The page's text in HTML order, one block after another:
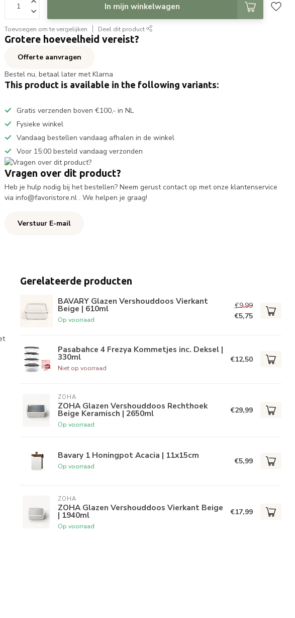
In mijn winkelwagen
Toevoegen om te vergelijken Deel dit product
Grotere hoeveelheid vereist?
Offerte aanvragen
Bestel nu, betaal later met Klarna
This product is available in the following variants:
Gratis verzenden boven €100,- in NL
Fysieke winkel
Vandaag bestellen vandaag afhalen in de winkel
Voor 15:00 besteld vandaag verzonden
Vragen over dit product?
Heb je hulp nodig bij het bestellen? Neem gerust contact op met onze klantenservice
viainfo@favoristore.nl . We helpen je graag!
Verstuur E-mail
Gerelateerde producten
BAVARY Glazen Vershouddoos Vierkant
Beige | 610ml
Op voorraad
€9,99
€5,75
Pasabahce 4 Frezya Kommetjes inc. Deksel |
330ml
Niet op voorraad
€12,50
ZOHA
ZOHA Glazen Vershouddoos Rechthoek
Beige Keramisch | 2650ml
Op voorraad
€29,99
Bavary 1 Honingpot Acacia | 11x15cm
Op voorraad
€5,99
ZOHA
ZOHA Glazen Vershouddoos Vierkant Beige
| 1940ml
Op voorraad
€17,99